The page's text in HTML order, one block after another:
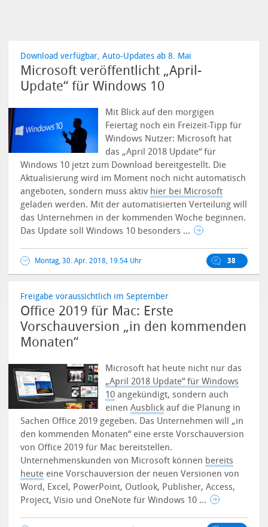
Download verfügbar, Auto-Updates ab 8. Mai
Microsoft veröffentlicht „April-
Update“ für Windows 10
Mit Blick auf den morgigen
Feiertag noch ein Freizeit-Tipp für
Windows Nutzer: Microsoft hat
das „April 2018 Update“ für
Windows 10 jetzt zum Download bereitgestellt. Die
Aktualisierung wird im Moment noch nicht automatisch
angeboten, sondern muss aktiv hier bei Microsoft
geladen werden. Mit der automatisierten Verteilung will
das Unternehmen in der kommenden Woche beginnen.
Das Update soll Windows 10 besonders ...
Montag, 30. Apr. 2018, 19:54 Uhr 38
Freigabe voraussichtlich im September
Office 2019 für Mac: Erste
Vorschauversion „in den kommenden
Monaten“
Microsoft hat heute nicht nur das
„April 2018 Update“ für Windows
10 angekündigt, sondern auch
einenAusblick auf die Planung in
Sachen Office 2019 gegeben. Das Unternehmen will „in
den kommenden Monaten“ eine erste Vorschauversion
von Office 2019 für Mac bereitstellen.
Unternehmenskunden von Microsoft können bereits
heute eine Vorschauversion der neuen Versionen von
Word, Excel, PowerPoint, Outlook, Publisher, Access,
Project, Visio und OneNote für Windows 10 ...